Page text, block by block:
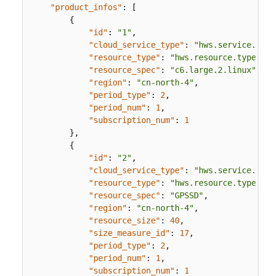
customer_id/domain_id
"product_infos" :
[
{
"id" : "1" ,
"cloud_service_type" :
"resource_type" :
"resource_spec" : "c6.large.2.linux"
"region" : "cn-north-4" ,
"period_type" : 2,
"period_num" : 1 ,
"subscription_num" :
1
} ,
{
"id" : "2" ,
"cloud_service_type" :
"resource_type" :
"resource_spec" : "GPSSD" ,
"region" : "cn-north-4" ,
"resource_size" : 40,
"size_measure_id" : 17,
"period_type" : 2,
"period_num" : 1 ,
"subscription_num" :
1